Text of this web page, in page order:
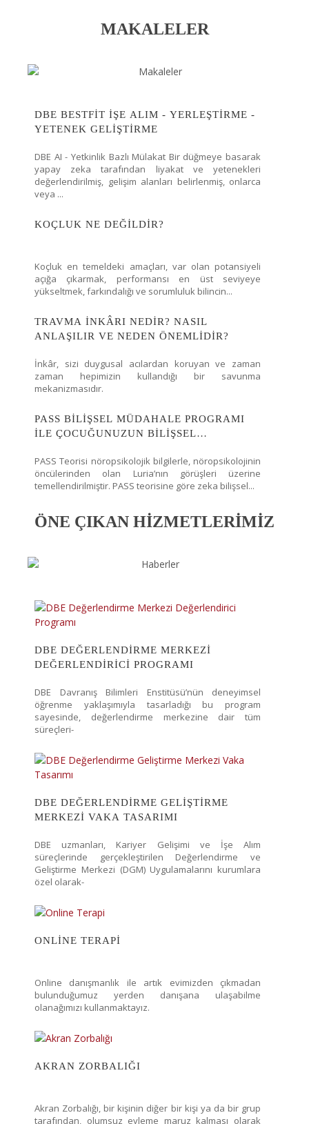
MAKALELER
DBE BESTFIT İŞE ALIM - YERLEŞTIRME -
YETENEK GELIŞTIRME
DBE AI - Yetkinlik Bazlı Mülakat Bir düğmeye basarak
yapay zeka tarafından liyakat ve yetenekleri
değerlendirilmiş, gelişim alanları belirlenmiş, onlarca
veya ...
KOÇLUK NE DEĞİLDİR?
Koçluk en temeldeki amaçları, var olan potansiyeli
açığa çıkarmak, performansı en üst seviyeye
yükseltmek, farkındalığı ve sorumluluk bilincin...
TRAVMA İNKÂRI NEDİR? NASIL
ANLAŞILIR VE NEDEN ÖNEMLİDİR?
İnkâr, sizi duygusal acılardan koruyan ve zaman
zaman hepimizin kullandığı bir savunma
mekanizmasıdır.
PASS BİLİŞSEL MÜDAHALE PROGRAMI
İLE ÇOCUĞUNUZUN BİLİŞSEL
MÜMKÜN
PASS Teorisi nöropsikolojik bilgilerle, nöropsikolojinin
öncülerinden olan Luria’nın görüşleri üzerine
temellendirilmiştir. PASS teorisine göre zeka bilişsel...
ÖNE ÇIKAN HİZMETLERİMİZ
DBE DEĞERLENDIRME MERKEZI
DEĞERLENDIRICI PROGRAMI
DBE Davranış Bilimleri Enstitüsü’nün deneyimsel
öğrenme yaklaşımıyla tasarladığı bu program
sayesinde, değerlendirme merkezine dair tüm
süreçleri-
DBE DEĞERLENDIRME GELIŞTIRME
MERKEZI VAKA TASARIMI
DBE uzmanları, Kariyer Gelişimi ve İşe Alım
süreçlerinde gerçekleştirilen Değerlendirme ve
Geliştirme Merkezi (DGM) Uygulamalarını kurumlara
özel olarak-
ONLINE TERAPI
Online danışmanlık ile artık evimizden çıkmadan
bulunduğumuz yerden danışana ulaşabilme
olanağımızı kullanmaktayız.
AKRAN ZORBALIĞI
Akran Zorbalığı, bir kişinin diğer bir kişi ya da bir grup
tarafından, olumsuz eyleme maruz kalması olarak